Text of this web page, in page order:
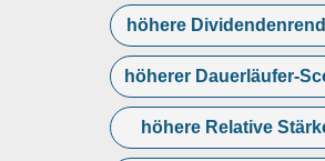
höhere
höherer Dauerläufer-
höhere Relative